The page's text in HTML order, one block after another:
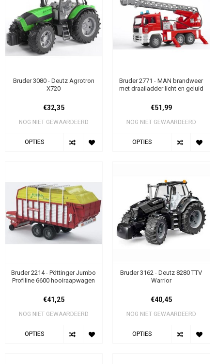
Bruder 3080 - Deutz Agrotron
X720
€32,35
NOG NIET GEWAARDEERD
OPTIES
Bruder 2771 - MAN brandweer
met draailadder licht en geluid
€51,99
NOG NIET GEWAARDEERD
OPTIES
Bruder 2214 - Pöttinger Jumbo
Profiline 6600 hooiraapwagen
€41,25
NOG NIET GEWAARDEERD
OPTIES
Bruder 3162 - Deutz 8280 TTV
Warrior
€40,45
NOG NIET GEWAARDEERD
OPTIES